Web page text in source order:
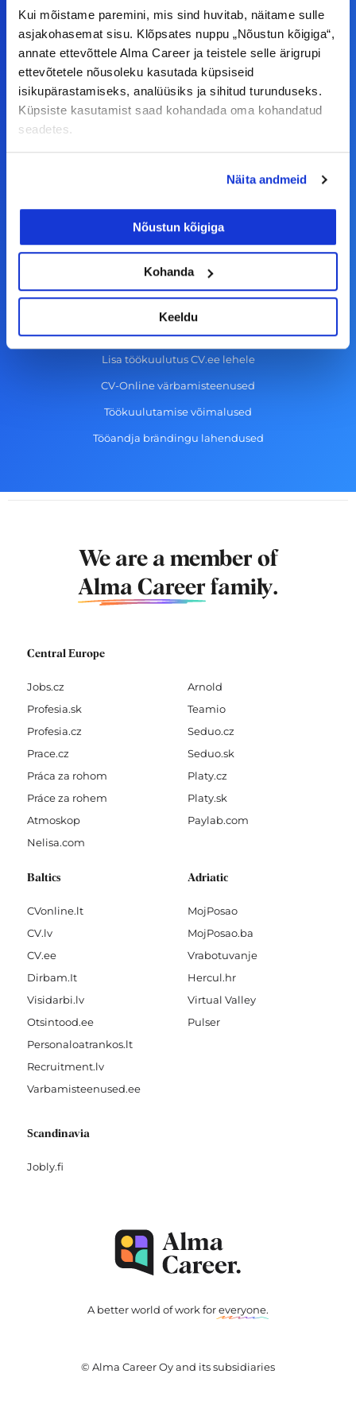
Kui mõistame paremini, mis sind huvitab, näitame sulle
asjakohasemat sisu. Klõpsates nuppu „Nõustun kõigiga“,
annate ettevõttele Alma Career ja teistele selle ärigrupi
ettevõtetele nõusoleku kasutada küpsiseid
isikupärastamiseks, analüüsiks ja sihitud turunduseks.
Küpsiste kasutamist saad kohandada oma kohandatud
seadetes.
Näita andmeid
Nõustun kõigiga
Kohanda
Keeldu
F
a
c
e
k
-
f
I
n
s
t
a
m
L
i
n
k
n
Y
o
u
t
e
© Alma Career Estonia OÜ
Tööpakkumised
Aktiveeri tööpakkumiste teavitus
Kasutustingimused
Tööandjale
Lisa töökuulutus CV.ee lehele
CV-Online värbamisteenused
Töökuulutamise võimalused
Tööandja brändingu lahendused
We are a member of
Alma Career family.
Central Europe
Jobs.cz
Profesia.sk
Profesia.cz
Prace.cz
Práca za rohom
Práce za rohem
Atmoskop
Nelisa.com
Arnold
Teamio
Seduo.cz
Seduo.sk
Platy.cz
Platy.sk
Paylab.com
Baltics
CVonline.lt
CV.lv
CV.ee
Dirbam.It
Visidarbi.lv
Otsintood.ee
Personaloatrankos.lt
Recruitment.lv
Varbamisteenused.ee
Adriatic
MojPosao
MojPosao.ba
Vrabotuvanje
Hercul.hr
Virtual Valley
Pulser
Scandinavia
Jobly.fi
A better world of work foreveryone.
© Alma Career Oy and its subsidiaries